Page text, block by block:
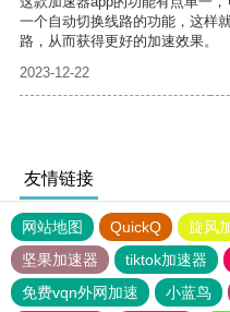
一个自动切换线路的功能，这样
路，从而获得更好的加速效果。
2023-12-22
友情链接
网站地图 QuickQ 旋风
坚果加速器
tiktok加速器
免费vqn外网加速
小蓝鸟